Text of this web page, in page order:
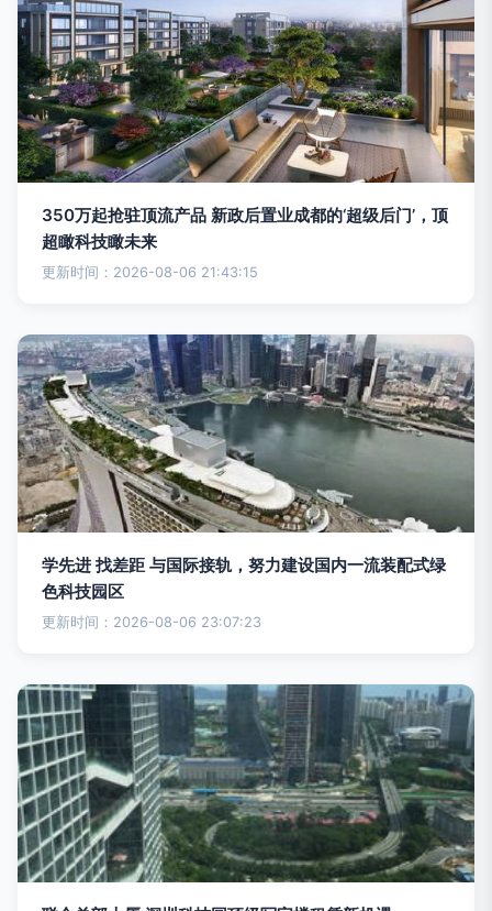
350万起抢驻顶流产品 新政后置业成都的‘超级后门’，顶
超瞰科技瞰未来
更新时间：2026-08-06 21:43:15
学先进 找差距 与国际接轨，努力建设国内一流装配式绿
色科技园区
更新时间：2026-08-06 23:07:23